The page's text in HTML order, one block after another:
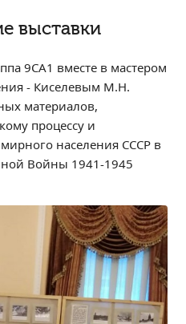
ДДТТ
комплекс
выставки
9СА1 вместе в мастером
- Киселевым М.Н.
материалов,
процессу и
населения СССР в
Войны 1941-1945